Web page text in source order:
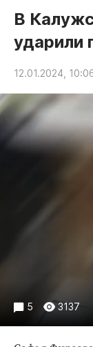
Статьи
Авто и
Спорт
В
ударили
12.01.2024,
5 3137